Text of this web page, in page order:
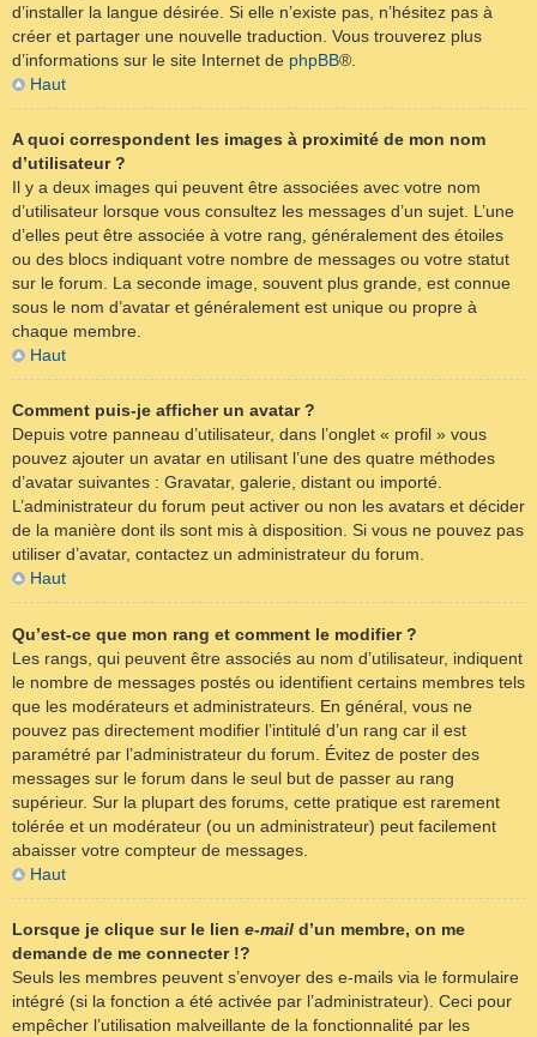
d’installer la langue désirée. Si elle n’existe pas, n’hésitez pas à
créer et partager une nouvelle traduction. Vous trouverez plus
d’informations sur le site Internet de phpBB®.
Haut
A quoi correspondent les images à proximité de mon nom
d’utilisateur ?
Il y a deux images qui peuvent être associées avec votre nom
d’utilisateur lorsque vous consultez les messages d’un sujet. L’une
d’elles peut être associée à votre rang, généralement des étoiles
ou des blocs indiquant votre nombre de messages ou votre statut
sur le forum. La seconde image, souvent plus grande, est connue
sous le nom d’avatar et généralement est unique ou propre à
chaque membre.
Haut
Comment puis-je afficher un avatar ?
Depuis votre panneau d’utilisateur, dans l’onglet « profil » vous
pouvez ajouter un avatar en utilisant l’une des quatre méthodes
d’avatar suivantes : Gravatar, galerie, distant ou importé.
L’administrateur du forum peut activer ou non les avatars et décider
de la manière dont ils sont mis à disposition. Si vous ne pouvez pas
utiliser d’avatar, contactez un administrateur du forum.
Haut
Qu’est-ce que mon rang et comment le modifier ?
Les rangs, qui peuvent être associés au nom d’utilisateur, indiquent
le nombre de messages postés ou identifient certains membres tels
que les modérateurs et administrateurs. En général, vous ne
pouvez pas directement modifier l’intitulé d’un rang car il est
paramétré par l’administrateur du forum. Évitez de poster des
messages sur le forum dans le seul but de passer au rang
supérieur. Sur la plupart des forums, cette pratique est rarement
tolérée et un modérateur (ou un administrateur) peut facilement
abaisser votre compteur de messages.
Haut
Lorsque je clique sur le lien e-mail d’un membre, on me
demande de me connecter !?
Seuls les membres peuvent s’envoyer des e-mails via le formulaire
intégré (si la fonction a été activée par l’administrateur). Ceci pour
empêcher l’utilisation malveillante de la fonctionnalité par les